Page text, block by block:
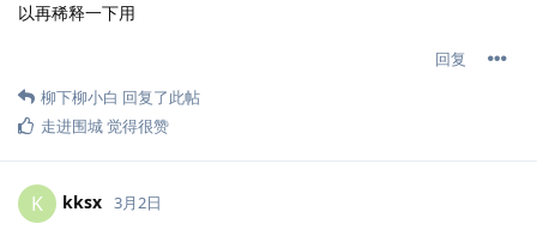
以再稀释一下用
回复
柳下柳小白 回复了此帖
走进围城觉得很赞
K kksx 3月2日